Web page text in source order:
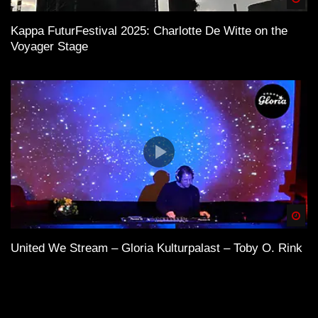
Kappa FuturFestival 2025: Charlotte De Witte on the
Voyager Stage
United We Stream – Gloria Kulturpalast – Toby O. Rink